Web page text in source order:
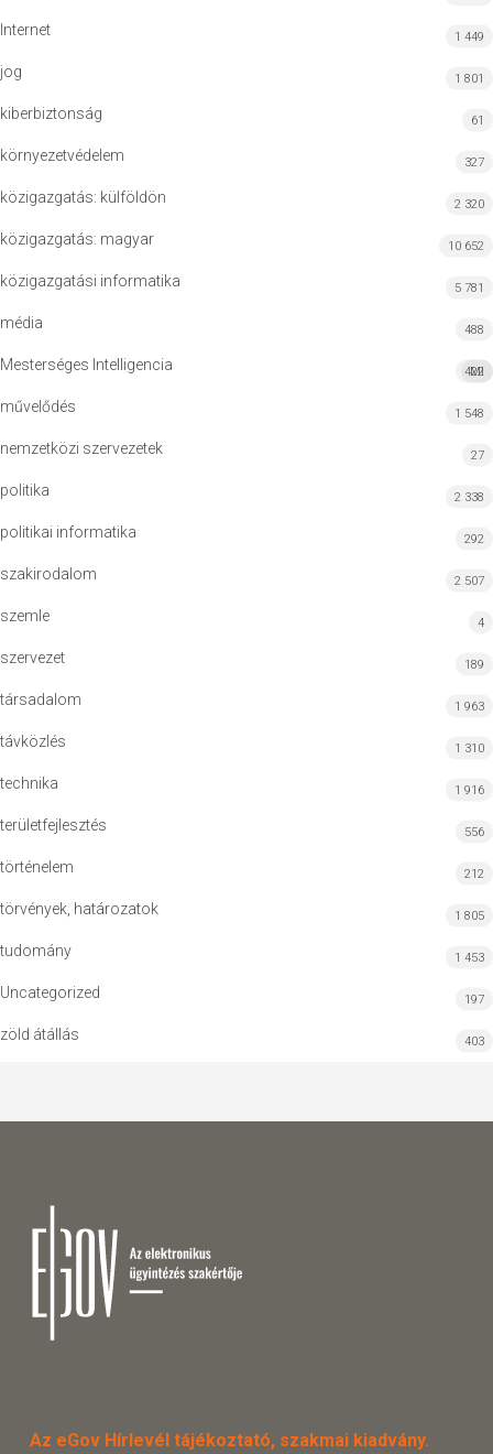
Internet 1 449
jog 1 801
kiberbiztonság 61
környezetvédelem 327
közigazgatás: külföldön 2 320
közigazgatás: magyar 10 652
közigazgatási informatika 5 781
média 488
Mesterséges Intelligencia MI
422
művelődés 1 548
nemzetközi szervezetek 27
politika 2 338
politikai informatika 292
szakirodalom 2 507
szemle 4
szervezet 189
társadalom 1 963
távközlés 1 310
technika 1 916
területfejlesztés 556
történelem 212
törvények, határozatok 1 805
tudomány 1 453
Uncategorized 197
zöld átállás 403
Az eGov Hírlevél tájékoztató, szakmai kiadvány.